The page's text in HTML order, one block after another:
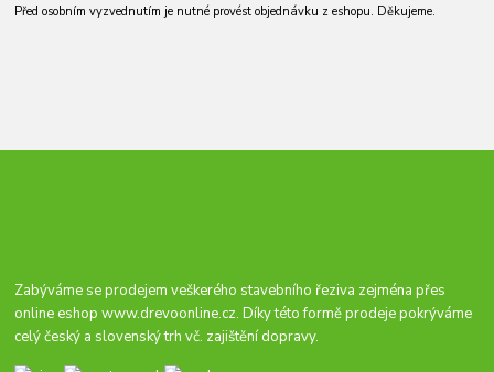
Před osobním vyzvednutím je nutné provést objednávku z eshopu. Děkujeme.
Zabýváme se prodejem veškerého stavebního řeziva zejména přes
online eshopwww.drevoonline.cz. Díky této formě prodeje pokrýváme
celý český a slovenský trh vč. zajištění dopravy.